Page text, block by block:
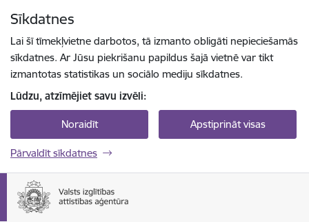
Sīkdatnes
Lai šī tīmekļvietne darbotos, tā izmanto obligāti nepieciešamās
sīkdatnes. Ar Jūsu piekrišanu papildus šajā vietnē var tikt
izmantotas statistikas un sociālo mediju sīkdatnes.
Lūdzu, atzīmējiet savu izvēli:
Noraidīt Apstiprināt visas
Pārvaldīt sīkdatnes